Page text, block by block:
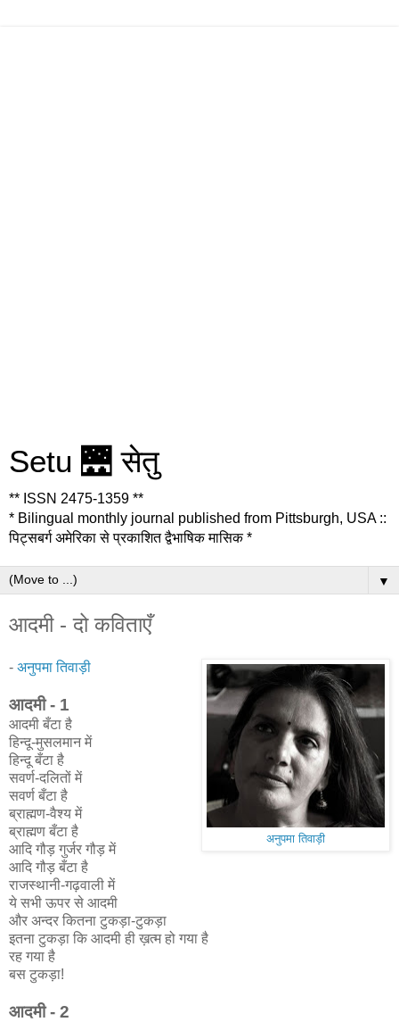
Setu 🌉 सेतु
** ISSN 2475-1359 **
* Bilingual monthly journal published from Pittsburgh, USA ::
पिट्सबर्ग अमेरिका से प्रकाशित द्वैभाषिक मासिक *
▼
आदमी - दो कविताएँ
अनुपमा तिवाड़ी
- अनुपमा तिवाड़ी
आदमी - 1
आदमी बँटा है
हिन्दू-मुसलमान में
हिन्दू बँटा है
सवर्ण-दलितों में
सवर्ण बँटा है
ब्राह्मण-वैश्य में
ब्राह्मण बँटा है
आदि गौड़ गुर्जर गौड़ में
आदि गौड़ बँटा है
राजस्थानी-गढ़वाली में
ये सभी ऊपर से आदमी
और अन्दर कितना टुकड़ा-टुकड़ा
इतना टुकड़ा कि आदमी ही ख़त्म हो गया है
रह गया है
बस टुकड़ा!
आदमी - 2